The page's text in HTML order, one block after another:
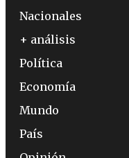
Nacionales
+ análisis
Política
Economía
Mundo
País